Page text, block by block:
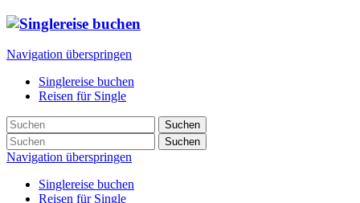
Navigation überspringen
Singlereise buchen
Reisen für Single
Suchen
Suchen
Navigation überspringen
Singlereise buchen
Reisen für Single